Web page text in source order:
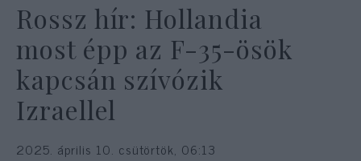
Rossz hír: Hollandia
most épp az F-35-ösök
kapcsán szívózik
Izraellel
2025. április 10. csütörtök, 06:13